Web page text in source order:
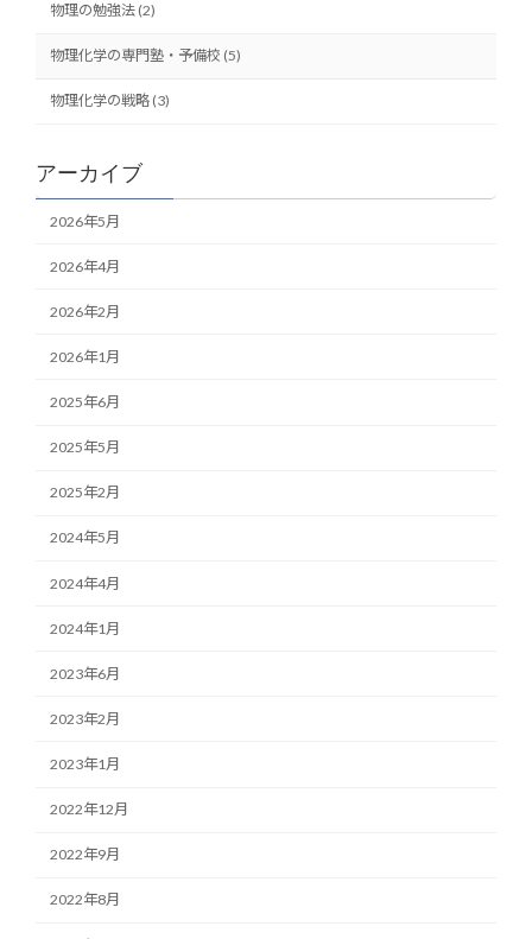
物理の勉強法 (2)
物理化学の専門塾・予備校 (5)
物理化学の戦略 (3)
アーカイブ
2026年5月
2026年4月
2026年2月
2026年1月
2025年6月
2025年5月
2025年2月
2024年5月
2024年4月
2024年1月
2023年6月
2023年2月
2023年1月
2022年12月
2022年9月
2022年8月